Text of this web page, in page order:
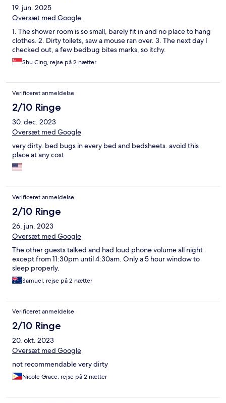
19. jun. 2025
Oversæt med Google
1. The shower room is so small, barely fit in and no place to hang
clothes. 2. Dirty toilets, saw a mouse ran over. 3. The next day I
checked out, a few bedbug bites marks, so itchy.
Shu Cing, rejse på 2 nætter
Verificeret anmeldelse
2/10 Ringe
30. dec. 2023
Oversæt med Google
very dirty. bed bugs in every bed and bedsheets. avoid this
place at any cost
Verificeret anmeldelse
2/10 Ringe
26. jun. 2023
Oversæt med Google
The other guests talked and had loud phone volume all night
except from 11:30pm until 4:30am. Only a 5 hour window to
sleep properly.
Samuel, rejse på 2 nætter
Verificeret anmeldelse
2/10 Ringe
20. okt. 2023
Oversæt med Google
not recommendable very dirty
Nicole Grace, rejse på 2 nætter